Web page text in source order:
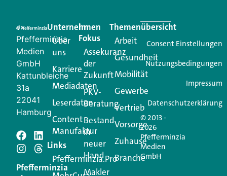
Creator für Ihre Kundenkommunikation. Alles, was
Ihren Vertriebsalltag leichter macht. Mit nur einem
Login.
Jetzt anmelden
Schreiben Sie einen
Kommentar
Pfefferminzia
Medien
GmbH
Kattunbleiche
31a
22041
Hamburg
Pfefferminzia
Unternehmen
Über
uns
Karriere
Mediadaten
Leserdaten
Content
Manufaktur
Links
Pfefferminzia.Pro
Im
Fokus
Assekuranz
der
Zukunft
PKV-
Beratung
Bestand
in
neuer
Hand
Makler
Themenübersicht
Arbeit
Gesundheit
Mobilität
Gewerbe
Vertrieb
Vorsorge
Zuhause
Branche
© 2013 -
2026
Pfefferminzia
Medien
GmbH
Consent Einstellungen
Nutzungsbedingungen
Impressum
Datenschutzerklärung